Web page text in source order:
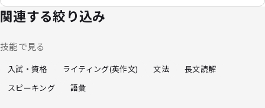
関連する絞り込み
技能で見る
入試・資格 ライティング(英作文) 文法
長文読解
スピーキング
語彙